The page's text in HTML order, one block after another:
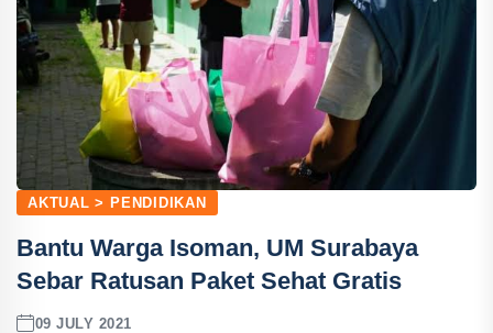
AKTUAL > PENDIDIKAN
Bantu Warga Isoman, UM Surabaya
Sebar Ratusan Paket Sehat Gratis
09 JULY 2021